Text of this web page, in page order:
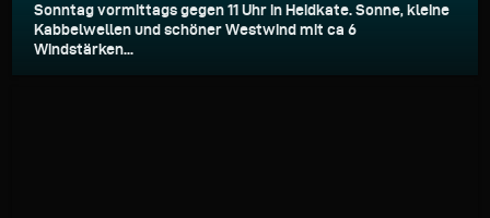
Sonntag vormittags gegen 11 Uhr in Heidkate. Sonne, kleine
Kabbelwellen und schöner Westwind mit ca 6
Windstärken...